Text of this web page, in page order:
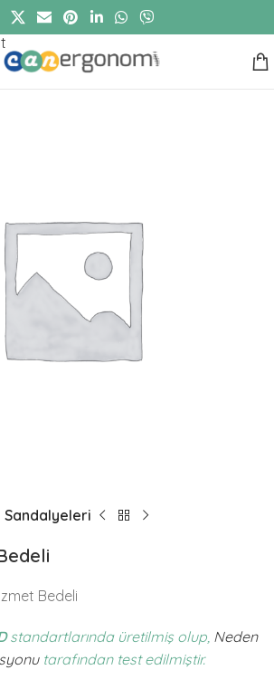
Sandalyeleri
Bedeli
standartlarında üretilmiş olup, Neden
tarafından test edilmiştir.